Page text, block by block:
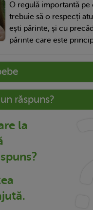
O regulă importantă pe
trebuie să o respecți
ești părinte, și cu
părinte care este
răspuns?
la